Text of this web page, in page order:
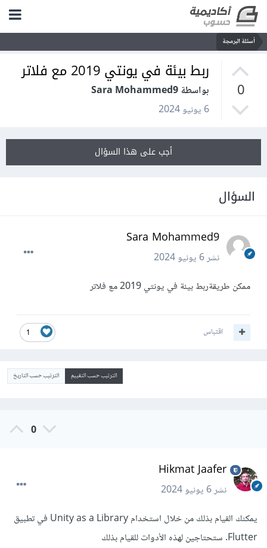
أسئلة البرمجة
0
ربط بيئة في يونتي 2019 مع فلاتر
بواسطة Sara Mohammed9
6 يونيو 2024
أجب على هذا السؤال
السؤال
Sara Mohammed9
نشر6 يونيو 2024
ممكن طريقةربط بيئة في يونتي 2019 مع فلاتر
1 اقتباس
الترتيب حسب التقييم الترتيب حسب التاريخ
0
Hikmat Jaafer
نشر6 يونيو 2024
يمكنك القيام بذلك من خلال استخدام Unity as a Library في تطبيق
Flutter. ستحتاجين لهذه الأدوات للقيام بذلك